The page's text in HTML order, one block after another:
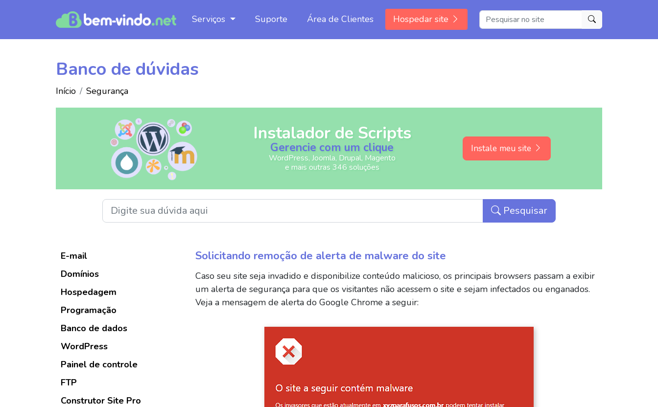
Serviços Suporte Área de Clientes Hospedar site
Banco de dúvidas
Início Segurança
Instalador de Scripts
Gerencie com um clique
WordPress, Joomla, Drupal, Magento
e mais outras 346 soluções
Instale meu site
Pesquisar
E-mail
Domínios
Hospedagem
Programação
Banco de dados
WordPress
Painel de controle
FTP
Construtor Site Pro
Solicitando remoção de alerta de malware do site
Caso seu site seja invadido e disponibilize conteúdo malicioso, os principais browsers passam a exibir
um alerta de segurança para que os visitantes não acessem o site e sejam infectados ou enganados.
Veja a mensagem de alerta do Google Chrome a seguir: